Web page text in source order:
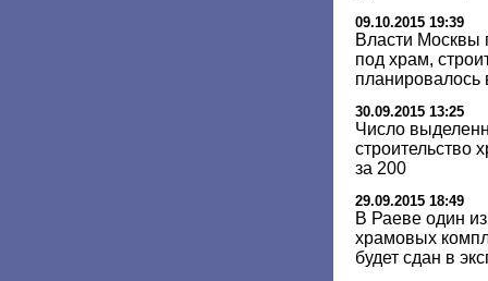
09.10.2015 19:39
Власти Москвы
под храм,
планировалось
30.09.2015 13:25
Число
строительство
за 200
29.09.2015 18:49
В Раеве один
храмовых
будет сдан в